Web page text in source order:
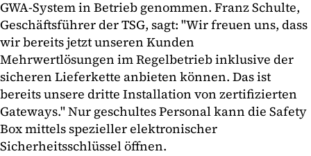
GWA-System in Betrieb genommen. Franz Schulte,
Geschäftsführer der TSG, sagt: "Wir freuen uns, dass
wir bereits jetzt unseren Kunden
Mehrwertlösungen im Regelbetrieb inklusive der
sicheren Lieferkette anbieten können. Das ist
bereits unsere dritte Installation von zertifizierten
Gateways." Nur geschultes Personal kann die Safety
Box mittels spezieller elektronischer
Sicherheitsschlüssel öffnen.